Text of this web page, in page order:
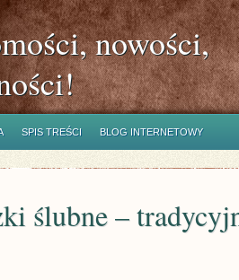
nowości,
SPIS TREŚCI BLOG INTERNETOWY
ślubne –